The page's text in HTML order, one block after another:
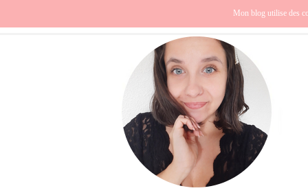
Europe
Mon blog utilise des